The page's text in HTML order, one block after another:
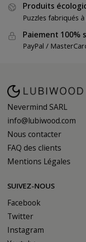
Produits
Puzzles fabriqués
Paiement 100%
PayPal /
Nevermind SARL
info@lubiwood.com
Nous contacter
FAQ des clients
Mentions Légales
SUIVEZ-NOUS
Facebook
Twitter
Instagram